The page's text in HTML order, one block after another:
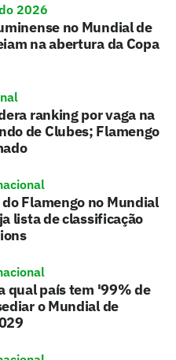
2026
no Mundial de
na abertura da Copa
ranking por vaga na
de Clubes; Flamengo
Flamengo no Mundial
lista de classificação
qual país tem '99% de
o Mundial de